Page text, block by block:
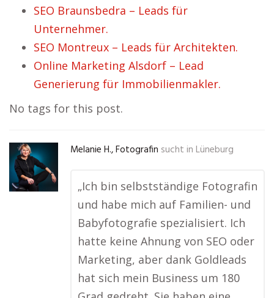
SEO Braunsbedra – Leads für
Unternehmer.
SEO Montreux – Leads für Architekten.
Online Marketing Alsdorf – Lead
Generierung für Immobilienmakler.
No tags for this post.
Melanie H., Fotografin sucht in Lüneburg
„Ich bin selbstständige Fotografin
und habe mich auf Familien- und
Babyfotografie spezialisiert. Ich
hatte keine Ahnung von SEO oder
Marketing, aber dank Goldleads
hat sich mein Business um 180